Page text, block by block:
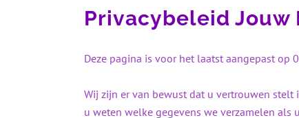
Privacybeleid Jouw
Deze pagina is voor het laatst aangepast op
Wij zijn er van bewust dat u vertrouwen stelt
u weten welke gegevens we verzamelen als